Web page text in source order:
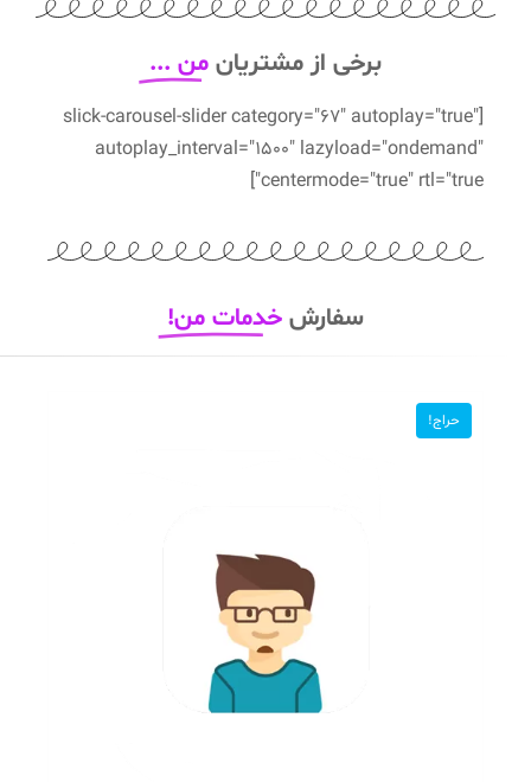
برخی از مشتریان من ...
[slick-carousel-slider category="67" autoplay="true"
autoplay_interval="1500" lazyload="ondemand"
centermode="true" rtl="true"]
سفارش خدمات من!
حراج!